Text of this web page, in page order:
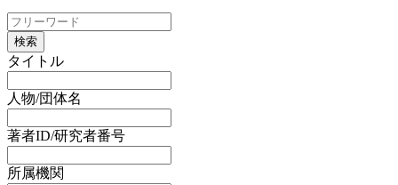
検索
タイトル
人物/団体名
著者ID/研究者番号
所属機関